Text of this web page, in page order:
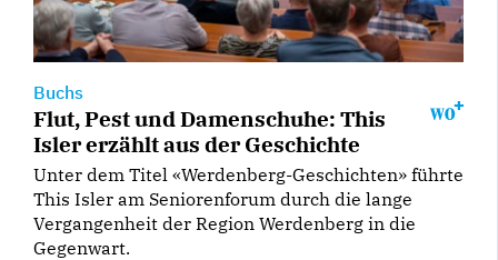
Buchs
Flut, Pest und Damenschuhe: This
Isler erzählt aus der Geschichte
Unter dem Titel «Werdenberg-Geschichten» führte
This Isler am Seniorenforum durch die lange
Vergangenheit der Region Werdenberg in die
Gegenwart.